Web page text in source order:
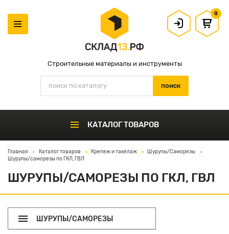
Строительные материалы и инструменты
0
КАТАЛОГ ТОВАРОВ
Главная Каталог товаров Крепеж и такелаж
Шурупы/Саморезы
Шурупы/саморезы по ГКЛ, ГВЛ
ШУРУПЫ/САМОРЕЗЫ ПО ГКЛ, ГВЛ
ШУРУПЫ/САМОРЕЗЫ